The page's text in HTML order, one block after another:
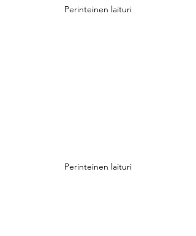
Perinteinen laituri
Perinteinen laituri